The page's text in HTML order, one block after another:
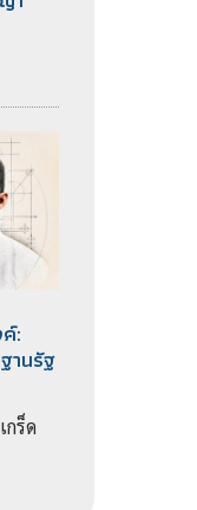
:
านรัฐ
ร็ด